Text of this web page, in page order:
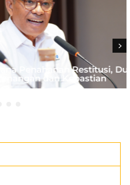
Restitusi, Dunia
Kepastian